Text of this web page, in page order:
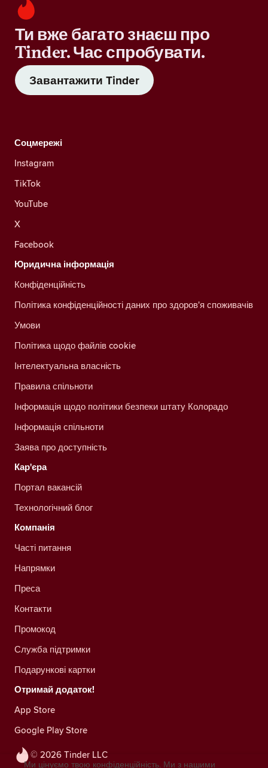
Ти вже багато знаєш про
Tinder. Час спробувати.
Завантажити Tinder
© 2026 Tinder LLC
Соцмережі
Instagram
TikTok
YouTube
X
Facebook
Юридична інформація
Конфіденційність
Політика конфіденційності даних про здоров'я споживачів
Умови
Політика щодо файлів cookie
Інтелектуальна власність
Правила спільноти
Інформація щодо політики безпеки штату Колорадо
Інформація спільноти
Заява про доступність
Кар'єра
Портал вакансій
Технологічний блог
Компанія
Часті питання
Напрямки
Преса
Контакти
Промокод
Служба підтримки
Подарункові картки
Отримай додаток!
App Store
Google Play Store
Ми цінуємо твою конфіденційність. Ми з нашими